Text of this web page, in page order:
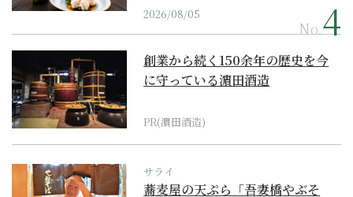
2026/08/05
No.
創業から続く150余年の歴史を今
に守っている濵田酒造
PR(濵田酒造)
サライ
蕎麦屋の天ぷら「吾妻橋やぶそ